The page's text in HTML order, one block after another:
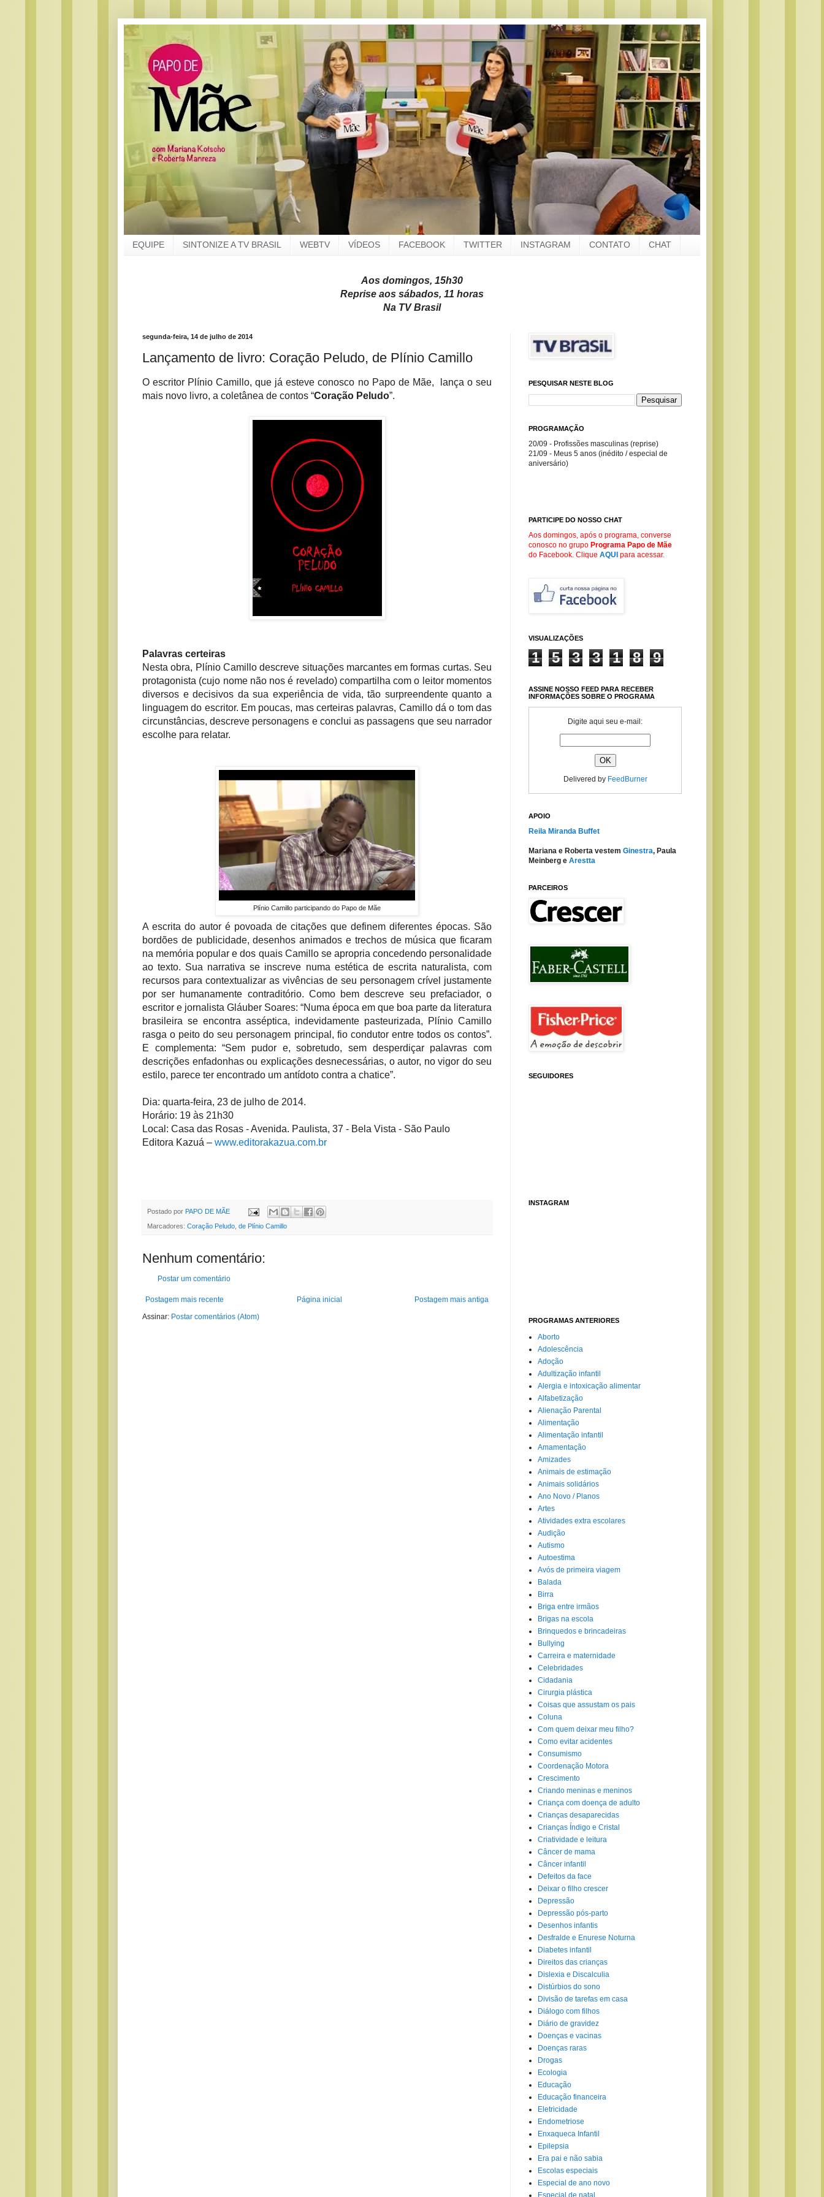
EQUIPE SINTONIZE A TV BRASIL WEBTV VÍDEOS FACEBOOK TWITTER INSTAGRAM CONTATO CHAT
Aos domingos, 15h30
Reprise aos sábados, 11 horas
Na TV Brasil
segunda-feira, 14 de julho de 2014
Lançamento de livro: Coração Peludo, de Plínio Camillo
O escritor Plínio Camillo, que já esteve conosco no Papo de Mãe, lança o seu
mais novo livro, a coletânea de contos “Coração Peludo”.
Palavras certeiras
Nesta obra, Plínio Camillo descreve situações marcantes em formas curtas. Seu
protagonista (cujo nome não nos é revelado) compartilha com o leitor momentos
diversos e decisivos da sua experiência de vida, tão surpreendente quanto a
linguagem do escritor. Em poucas, mas certeiras palavras, Camillo dá o tom das
circunstâncias, descreve personagens e conclui as passagens que seu narrador
escolhe para relatar.
Plínio Camillo participando do Papo de Mãe
A escrita do autor é povoada de citações que definem diferentes épocas. São
bordões de publicidade, desenhos animados e trechos de música que ficaram
na memória popular e dos quais Camillo se apropria concedendo personalidade
ao texto. Sua narrativa se inscreve numa estética de escrita naturalista, com
recursos para contextualizar as vivências de seu personagem crível justamente
por ser humanamente contraditório. Como bem descreve seu prefaciador, o
escritor e jornalista Gláuber Soares: “Numa época em que boa parte da literatura
brasileira se encontra asséptica, indevidamente pasteurizada, Plínio Camillo
rasga o peito do seu personagem principal, fio condutor entre todos os contos”.
E complementa: “Sem pudor e, sobretudo, sem desperdiçar palavras com
descrições enfadonhas ou explicações desnecessárias, o autor, no vigor do seu
estilo, parece ter encontrado um antídoto contra a chatice”.
Dia: quarta-feira, 23 de julho de 2014.
Horário: 19 às 21h30
Local: Casa das Rosas -Avenida. Paulista, 37 - Bela Vista - São Paulo
Editora Kazuá – www.editorakazua.com.br
Postado por PAPO DE MÃE
Marcadores: Coração Peludo, de Plínio Camillo
Nenhum comentário:
Postar um comentário
Postagem mais recente Postagem mais antiga
Página inicial
Assinar: Postar comentários (Atom)
PESQUISAR NESTE BLOG
PROGRAMAÇÃO
20/09 - Profissões masculinas (reprise)
21/09 - Meus 5 anos (inédito / especial de
aniversário)
PARTICIPE DO NOSSO CHAT
Aos domingos, após o programa, converse
conosco no grupo Programa Papo de Mãe
do Facebook . Clique AQUI para acessar.
VISUALIZAÇÕES
1 5 3 3 1 8 9
ASSINE NOSSO FEED PARA RECEBER
INFORMAÇÕES SOBRE O PROGRAMA
Digite aqui seu e-mail:
Delivered by FeedBurner
APOIO
Reila Miranda Buffet
Mariana e Roberta vestem Ginestra, Paula
Meinberg e Arestta
PARCEIROS
SEGUIDORES
INSTAGRAM
PROGRAMAS ANTERIORES
Aborto
Adolescência
Adoção
Adultização infantil
Alergia e intoxicação alimentar
Alfabetização
Alienação Parental
Alimentação
Alimentação infantil
Amamentação
Amizades
Animais de estimação
Animais solidários
Ano Novo / Planos
Artes
Atividades extra escolares
Audição
Autismo
Autoestima
Avós de primeira viagem
Balada
Birra
Briga entre irmãos
Brigas na escola
Brinquedos e brincadeiras
Bullying
Carreira e maternidade
Celebridades
Cidadania
Cirurgia plástica
Coisas que assustam os pais
Coluna
Com quem deixar meu filho?
Como evitar acidentes
Consumismo
Coordenação Motora
Crescimento
Criando meninas e meninos
Criança com doença de adulto
Crianças desaparecidas
Crianças Índigo e Cristal
Criatividade e leitura
Câncer de mama
Câncer infantil
Defeitos da face
Deixar o filho crescer
Depressão
Depressão pós-parto
Desenhos infantis
Desfralde e Enurese Noturna
Diabetes infantil
Direitos das crianças
Dislexia e Discalculia
Distúrbios do sono
Divisão de tarefas em casa
Diálogo com filhos
Diário de gravidez
Doenças e vacinas
Doenças raras
Drogas
Ecologia
Educação
Educação financeira
Eletricidade
Endometriose
Enxaqueca Infantil
Epilepsia
Era pai e não sabia
Escolas especiais
Especial de ano novo
Especial de natal